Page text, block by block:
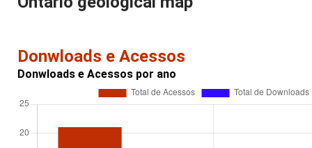
Donwloads e Acessos
Donwloads e Acessos por ano